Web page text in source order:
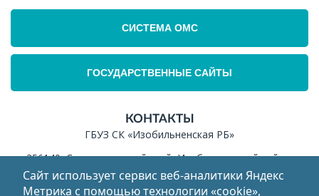
СИСТЕМА ОМС
ГОСУДАРСТВЕННЫЕ САЙТЫ
КОНТАКТЫ
ГБУЗ СК «Изобильненская РБ»
356140, Ставропольский край, Изобильненский район,
г.Изобильный, ул.Колхозная, 2
Сайт использует сервис веб‑аналитики Яндекс
Метрика с помощью технологии «cookie»,